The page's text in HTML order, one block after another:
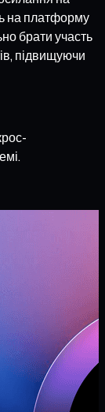
на платформу
брати участь
підвищуючи